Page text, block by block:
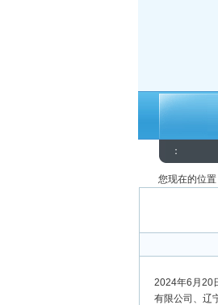
：
您现在的位置
2024年6月20
有限公司、辽